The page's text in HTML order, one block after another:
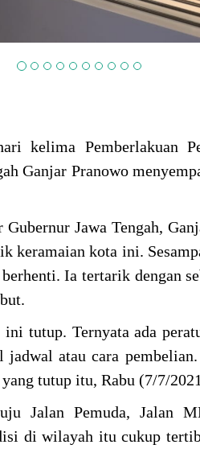
kelima Pemberlakuan
Ganjar Pranowo
Jawa Tengah,
keramaian kota ini.
Ia tertarik dengan
ini tutup. Ternyata ada
atau cara
tutup itu, Rabu (7/7/
Jalan Pemuda, Jalan
di wilayah itu cukup